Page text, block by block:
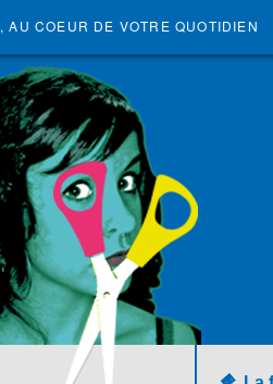
, AU COEUR DE VOTRE QUOTIDIEN